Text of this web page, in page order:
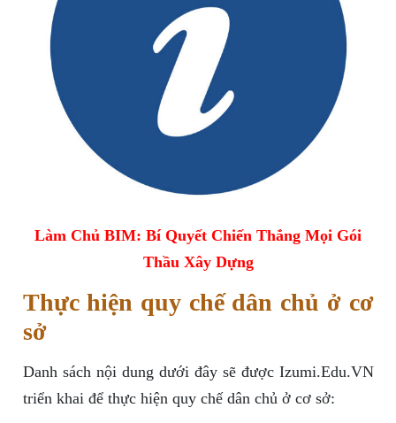
Làm Chủ BIM: Bí Quyết Chiến Thắng Mọi Gói
Thầu Xây Dựng
Thực hiện quy chế dân chủ ở cơ
sở
Danh sách nội dung dưới đây sẽ được Izumi.Edu.VN
triển khai để thực hiện quy chế dân chủ ở cơ sở: